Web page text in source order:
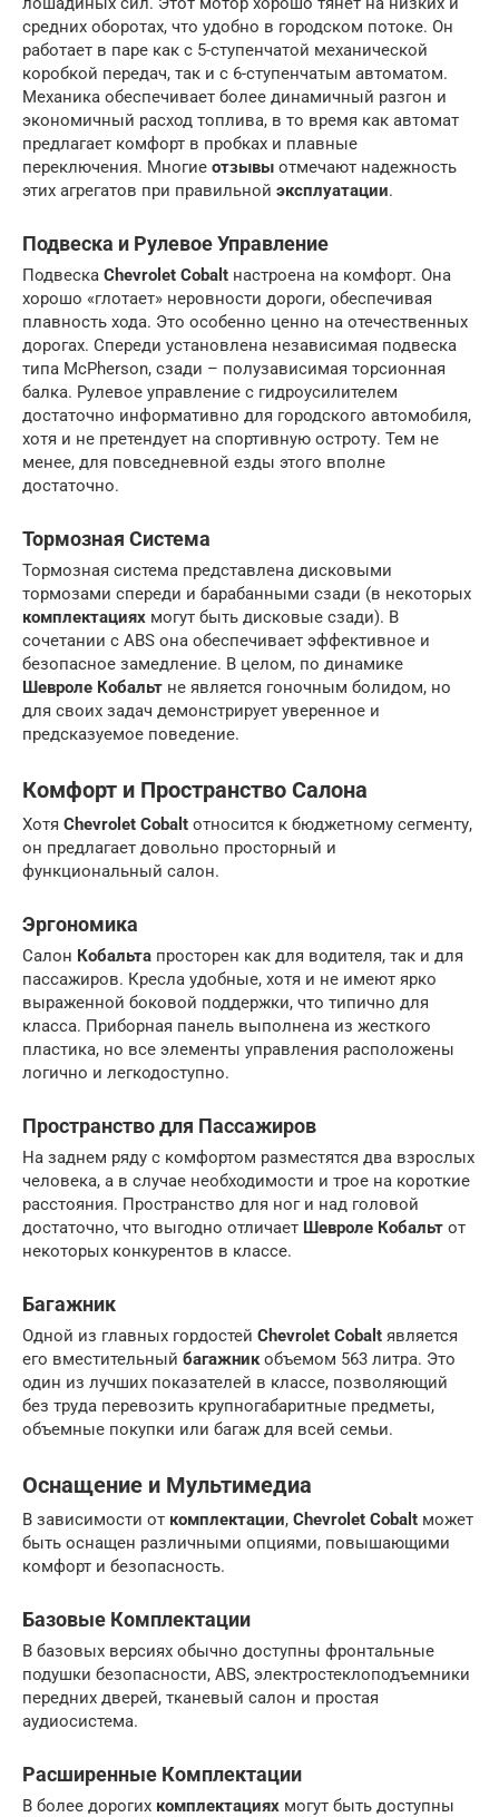
средних оборотах, что удобно в городском потоке. Он
работает в паре как с 5-ступенчатой механической
коробкой передач, так и с 6-ступенчатым автоматом.
Механика обеспечивает более динамичный разгон и
экономичный расход топлива, в то время как автомат
предлагает комфорт в пробках и плавные
переключения. Многие отзывы отмечают надежность
этих агрегатов при правильной эксплуатации.
Подвеска и Рулевое Управление
Подвеска Chevrolet Cobalt настроена на комфорт. Она
хорошо «глотает» неровности дороги, обеспечивая
плавность хода. Это особенно ценно на отечественных
дорогах. Спереди установлена независимая подвеска
типа McPherson, сзади – полузависимая торсионная
балка. Рулевое управление с гидроусилителем
достаточно информативно для городского автомобиля,
хотя и не претендует на спортивную остроту. Тем не
менее, для повседневной езды этого вполне
достаточно.
Тормозная Система
Тормозная система представлена дисковыми
тормозами спереди и барабанными сзади (в некоторых
комплектациях могут быть дисковые сзади). В
сочетании с ABS она обеспечивает эффективное и
безопасное замедление. В целом, по динамике
Шевроле Кобальт не является гоночным болидом, но
для своих задач демонстрирует уверенное и
предсказуемое поведение.
Комфорт и Пространство Салона
Хотя Chevrolet Cobalt относится к бюджетному сегменту,
он предлагает довольно просторный и
функциональный салон.
Эргономика
Салон Кобальта просторен как для водителя, так и для
пассажиров. Кресла удобные, хотя и не имеют ярко
выраженной боковой поддержки, что типично для
класса. Приборная панель выполнена из жесткого
пластика, но все элементы управления расположены
логично и легкодоступно.
Пространство для Пассажиров
На заднем ряду с комфортом разместятся два взрослых
человека, а в случае необходимости и трое на короткие
расстояния. Пространство для ног и над головой
достаточно, что выгодно отличает Шевроле Кобальт от
некоторых конкурентов в классе.
Багажник
Одной из главных гордостей Chevrolet Cobalt является
его вместительный багажникобъемом 563 литра. Это
один из лучших показателей в классе, позволяющий
без труда перевозить крупногабаритные предметы,
объемные покупки или багаж для всей семьи.
Оснащение и Мультимедиа
В зависимости от комплектации, Chevrolet Cobalt может
быть оснащен различными опциями, повышающими
комфорт и безопасность.
Базовые Комплектации
В базовых версиях обычно доступны фронтальные
подушки безопасности, ABS, электростеклоподъемники
передних дверей, тканевый салон и простая
аудиосистема.
Расширенные Комплектации
В более дорогих комплектациях могут быть доступны